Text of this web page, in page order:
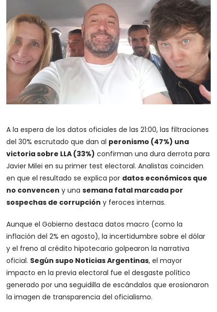
A la espera de los datos oficiales de las 21:00, las filtraciones
del 30% escrutado que dan al peronismo (47%) una
victoria sobre LLA (33%) confirman una dura derrota para
Javier Milei en su primer test electoral. Analistas coinciden
en que el resultado se explica por datos económicos que
no convencen y unasemana fatal marcada por
sospechas de corrupción y feroces internas.
Aunque el Gobierno destaca datos macro (como la
inflación del 2% en agosto), la incertidumbre sobre el dólar
y el freno al crédito hipotecario golpearon la narrativa
oficial. Según supo Noticias Argentinas, el mayor
impacto en la previa electoral fue el desgaste político
generado por una seguidilla de escándalos que erosionaron
la imagen de transparencia del oficialismo.